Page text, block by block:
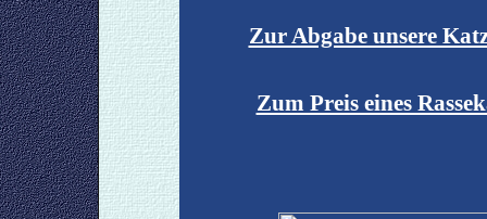
Zur Abgabe unsere
Zum Preis eines